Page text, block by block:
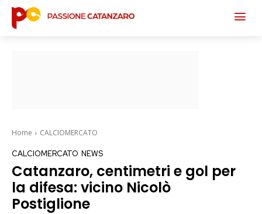
Home CALCIOMERCATO
CALCIOMERCATO NEWS
Catanzaro, centimetri e gol per
la difesa: vicino Nicolò
Postiglione